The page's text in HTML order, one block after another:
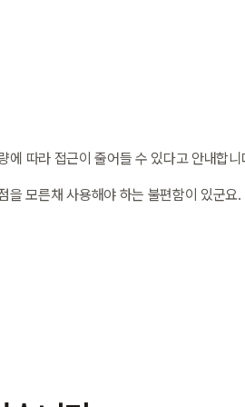
따라 접근이 줄어들 수 있다고 안내합니
을 모른채 사용해야 하는 불편함이 있군요.